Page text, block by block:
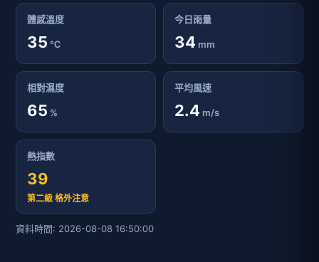
體感溫度
35 ℃
今日雨量
34 mm
相對濕度
65 %
平均風速
2.4 m/s
熱指數
39
第二級 格外注意
資料時間: 2026-08-08 16:50:00